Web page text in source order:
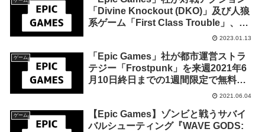
「Divine Knockout (DKO)」及び人狼
系ゲーム「First Class Trouble」、
SFRPG「Gamedec – Definitive
の期間限定で無料配布を開始！
2023.01.13
ゲーム
「Epic Games」社が都市運営ストラ
テジー「Frostpunk」を来週2021年6
月10日終日までの1週間限定で無料配
2021.06.04
ゲーム
【Epic Games】ゾンビと戦うサバイ
バルシューティング『WAVE GODS: